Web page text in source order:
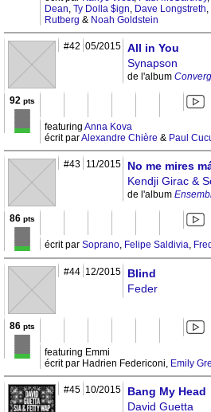
Dean, Ty Dolla $ign, Dave Longstreth,
Rutberg & Noah Goldstein
#42 05/2015 All in You
Synapson
de l'album
92 pts
featuring Anna Kova
écrit parAlexandre Chière & Paul
#43 11/2015
No me mires
Kendji Girac &
de l'album
86 pts
écrit par Soprano, Felipe Saldivia,
#44 12/2015
Blind
Feder
86 pts
featuring Emmi
écrit par Hadrien Federiconi, Emily
#45 10/2015
Bang My Head
David Guetta